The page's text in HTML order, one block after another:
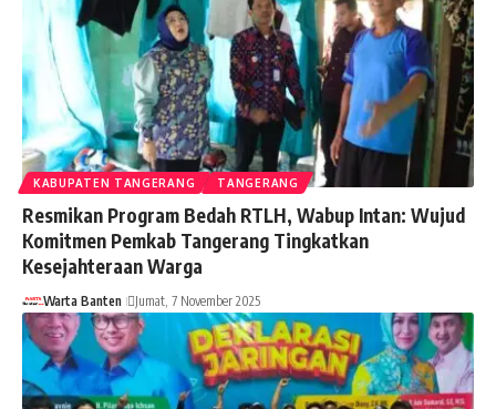
KABUPATEN TANGERANG TANGERANG
Resmikan Program Bedah RTLH, Wabup Intan: Wujud
Komitmen Pemkab Tangerang Tingkatkan
Kesejahteraan Warga
Warta Banten Jumat, 7 November 2025